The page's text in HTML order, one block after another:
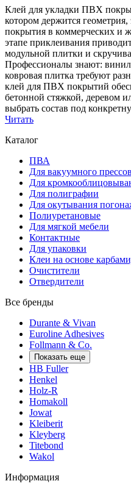
Клей для укладки ПВХ
котором держится
покрытия в коммерческих
этапе приклеивания
модульной плитки и
Профессионалы знают:
ковровая плитка требуют
клей для ПВХ покрытий
бетонной стяжкой, деревом
выбрать состав под
Читать
Каталог
ПВА
Для вакуумного
Для
Для полиграфии
Для окутывания
Полиуретановые
Для мягкой мебели
Контактные
Для упаковки
Клеи на основе
Очистители
Отвердители
Все бренды
Durante & Vivan
Euroline Adhesives
Follmann & Co.
Показать еще
HB Fuller
Henkel
Holz-R
Homakoll
Jowat
Kleiberit
Kleyberg
Titebond
Wakol
Информация